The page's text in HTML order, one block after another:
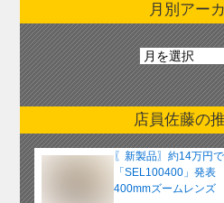
月別アー
月
別
ア
ー
カ
イ
ブ
店員佐藤の
〖新製品〗約14万円
「SEL100400」発
400mmズームレンズ